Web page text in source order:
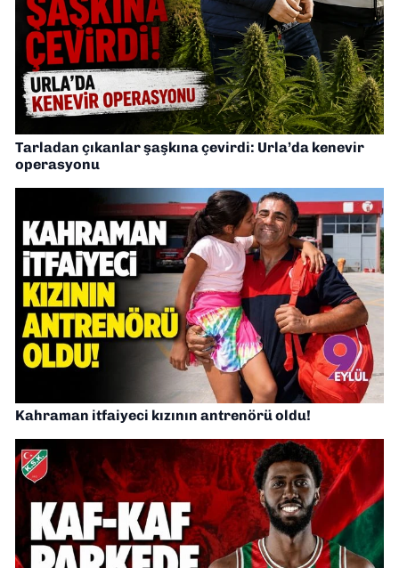
Tarladan çıkanlar şaşkına çevirdi: Urla’da kenevir
operasyonu
Kahraman itfaiyeci kızının antrenörü oldu!